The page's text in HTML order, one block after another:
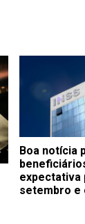
Boa notícia
expectativa
setembro e